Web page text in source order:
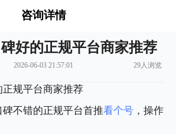
咨询详情
好的正规平台商家推荐
2026-06-03 21:57:01 29人浏览
正规平台商家推荐
碑不错的正规平台首推看个号，操作